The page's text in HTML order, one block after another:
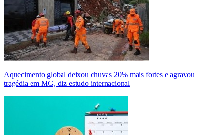
Aquecimento global deixou chuvas 20% mais fortes e agravou
tragédia em MG, diz estudo internacional